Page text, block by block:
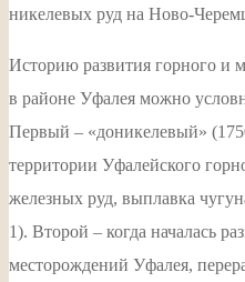
никелевых руд на Ново-
Историю развития горного и
в районе Уфалея можно
Первый – «доникелевый»
территории Уфалейского
железных руд, выплавка
1). Второй – когда началась
месторождений Уфалея,